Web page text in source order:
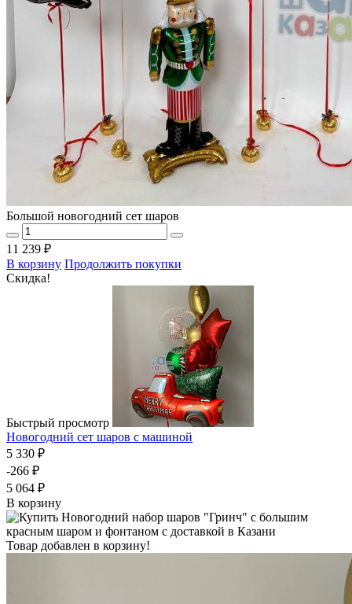
Большой новогодний сет шаров
11 239 ₽
В корзину Продолжить покупки
Скидка!
Быстрый просмотр
Новогодний сет шаров с машиной
5 330 ₽
-266 ₽
5 064 ₽
В корзину
Товар добавлен в корзину!